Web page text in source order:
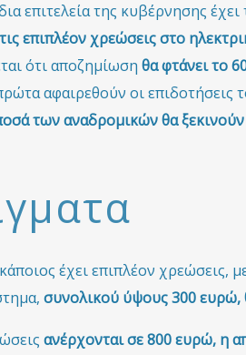
επιτελεία της κυβέρνησης έχει
επιπλέον χρεώσεις στο
ότι αποζημίωση θα φτάνει το
αφαιρεθούν οι επιδοτήσεις
των αναδρομικών θα
έχει επιπλέον χρεώσεις,
συνολικού ύψους 300 ευρώ,
ανέρχονται σε 800 ευρώ, η